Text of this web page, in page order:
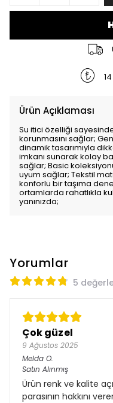
Ürün Açıklaması
Su itici özelliği
korunmasını sağlar;
dinamik tasarımıyla
imkanı sunarak kolay
sağlar; Basic
uyum sağlar; Tekstil
konforlu bir taşıma
ortamlarda rahatlıkla
yanınızda;
Yorumlar
5
Çok güzel
9 Ağustos 2025
Melda O.
Satın Alınmış
Ürün renk ve kalite
parasının hakkını